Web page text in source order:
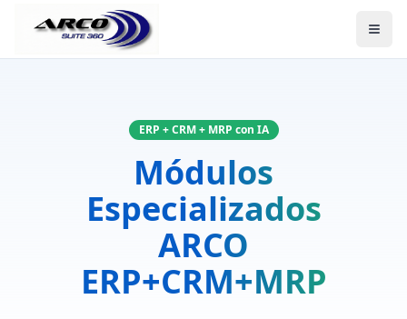
ERP + CRM + MRP con IA
Módulos
Especializados
ARCO
ERP+CRM+MRP